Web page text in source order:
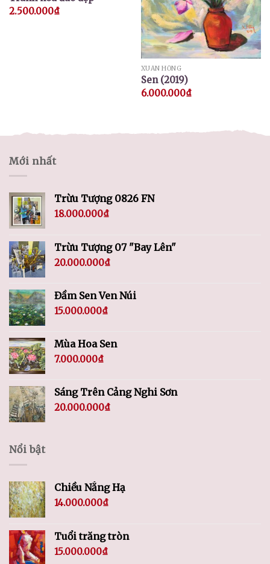
2.500.000₫
XUÂN HỒNG
Sen (2019)
6.000.000₫
Mới nhất
Trừu Tượng 0826 FN
18.000.000₫
Trừu Tượng 07 "Bay Lên"
20.000.000₫
Đầm Sen Ven Núi
15.000.000₫
Mùa Hoa Sen
7.000.000₫
Sáng Trên Cảng Nghi Sơn
20.000.000₫
Nổi bật
Chiều Nắng Hạ
14.000.000₫
Tuổi trăng tròn
15.000.000₫